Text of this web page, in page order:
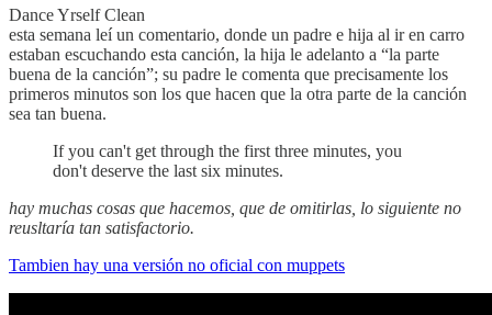
Dance Yrself Clean
esta semana leí un comentario, donde un padre e hija al ir en carro
estaban escuchando esta canción, la hija le adelanto a “la parte
buena de la canción”; su padre le comenta que precisamente los
primeros minutos son los que hacen que la otra parte de la canción
sea tan buena.
If you can't get through the first three minutes, you
don't deserve the last six minutes.
hay muchas cosas que hacemos, que de omitirlas, lo siguiente no
reusltaría tan satisfactorio.
Tambien hay una versión no oficial con muppets